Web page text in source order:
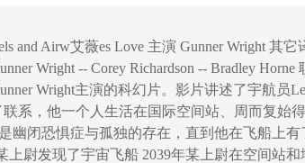
and Airw艾薇es Love 主演 Gunner Wright 其
Wright -- Corey Richardson -- Bradley
Wright主演的科幻片。影片讲述了宇航
系，他一个人生活在国际空间站、周而复
闭恐惧症与孤独的存在，直到他在飞船上
上尉发现了宇宙飞船 2039年某上尉在空间